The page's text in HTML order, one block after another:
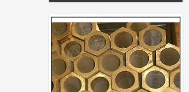
C10300, C10400, C10500, C10700,
C10800, C10910, C10920, […]